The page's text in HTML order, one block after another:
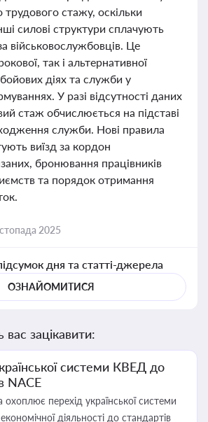
трудового стажу, оскільки
силові структури сплачують
військовослужбовців. Це
так і альтернативної
діях та служби у
У разі відсутності даних
стаж обчислюється на підставі
служби. Нові правила
виїзд за кордон
бронювання працівників
та порядок отримання
2025
дня та статті-джерела
ОЗНАЙОМИТИСЯ
зацікавити:
системи КВЕД до
NACE
охоплює перехід української системи
економічної діяльності до стандартів